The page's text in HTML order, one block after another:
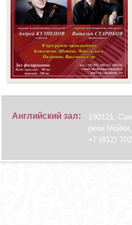
Английский зал:
190121,
реки
+7 (812)